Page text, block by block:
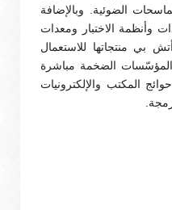
الضوئية. وبالإضافة
وأنظمة الاختبار ومعدات
بي منتجاتها للاستعمال
الضخمة مباشرة
المكتب والإلكترونيات